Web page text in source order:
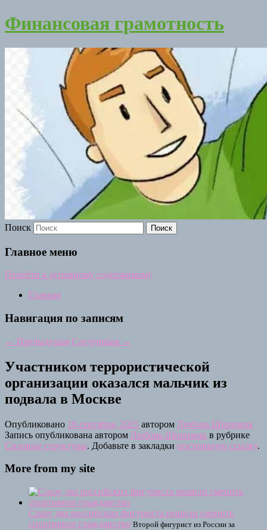
Финансовая грамотность
Поиск
Главное меню
Перейти к основному содержимому
Главная
Навигация по записям
← Предыдущая Следующая →
Участником террористической
организации оказался мальчик из
подвала в Москве
Опубликовано 16 сентября, 2025 автором Любовь Ширижик
Запись опубликована автором Любовь Ширижик в рубрике
Силовые структуры. Добавьте в закладки постоянную ссылку.
More from my site
Сразу два российских фигуриста решили сменить
спортивное гражданство Второй фигурист из России за